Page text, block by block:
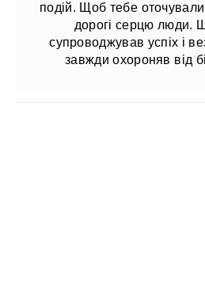
подій. Щоб тебе оточували
дорогі серцю люди.
супроводжував успіх і
завжди охороняв від